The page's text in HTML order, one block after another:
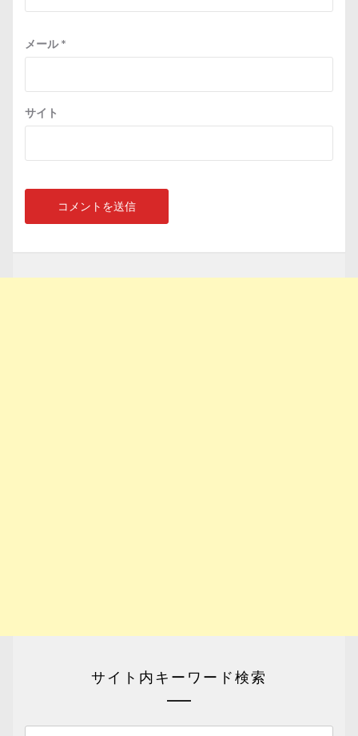
メール*
サイト
サイト内キーワード検索